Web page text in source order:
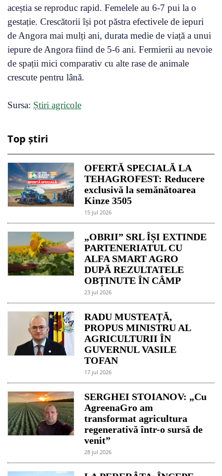
aceștia se reproduc rapid. Femelele au 6-7 pui la o
gestație. Crescătorii își pot păstra efectivele de iepuri
de Angora mai mulți ani, durata medie de viață a unui
iepure de Angora fiind de 5-6 ani. Fermierii au nevoie
de spații mici comparativ cu alte rase de animale
crescute pentru lână.
Sursa: Știri agricole
Top știri
OFERTĂ SPECIALĂ LA
TEHAGROFEST: Reducere
exclusivă la semănătoarea
Kinze 3505
15 jul 2026
„OBRII” SRL ÎȘI EXTINDE
PARTENERIATUL CU
ALFA SMART AGRO
DUPĂ REZULTATELE
OBȚINUTE ÎN CÂMP
23 jul 2026
RADU MUSTEAȚĂ,
PROPUS MINISTRU AL
AGRICULTURII ÎN
GUVERNUL VASILE
TOFAN
17 jul 2026
SERGHEI STOIANOV: „Cu
AgreenaGro am
transformat agricultura
regenerativă într-o sursă de
venit”
28 jul 2026